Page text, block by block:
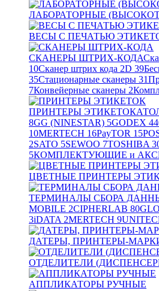
ЛАБОРАТОРНЫЕ
ВЕСЫ С ПЕЧАТЬЮ
СКАНЕРЫ ШТРИХ-КОДА
10Сканер штрих кода 2D 39
35Стационарные сканеры 31
7Конвейерные сканеры 2
ПРИНТЕРЫ ЭТИКЕТОК
8GG (NINESTAR) 5GODEX 44
10MERTECH 16PayTOR 15
2SATO 5SEWOO 7TOSHIBA
5КОМПЛЕКТУЮЩИЕ и
ЦВЕТНЫЕ ПРИНТЕРЫ
ТЕРМИНАЛЫ СБОРА
MOBILE 2CIPHERLAB 80
3iDATA 2MERTECH 9
ДАТЕРЫ, ПРИНТЕРЫ-
ОТДЕЛИТЕЛИ
АППЛИКАТОРЫ РУЧНЫЕ